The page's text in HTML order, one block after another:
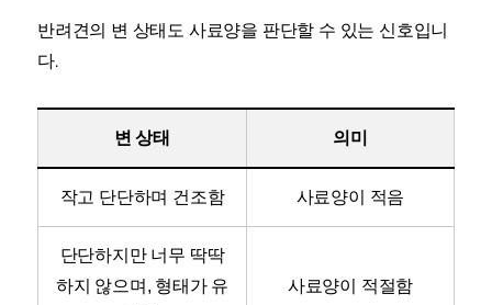
반려견의 변 상태도 사료양을 판단할 수 있는 신호입니
다.
변 상태 의미
작고 단단하며 건조함 사료양이 적음
단단하지만 너무 딱딱
하지 않으며, 형태가 유
사료양이 적절함